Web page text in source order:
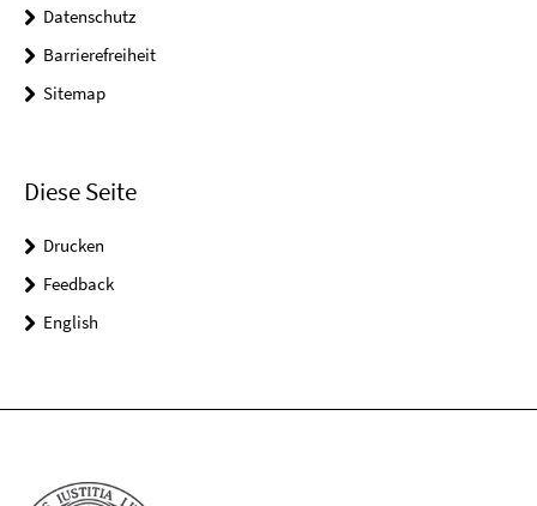
Datenschutz
Barrierefreiheit
Sitemap
Diese Seite
Drucken
Feedback
English